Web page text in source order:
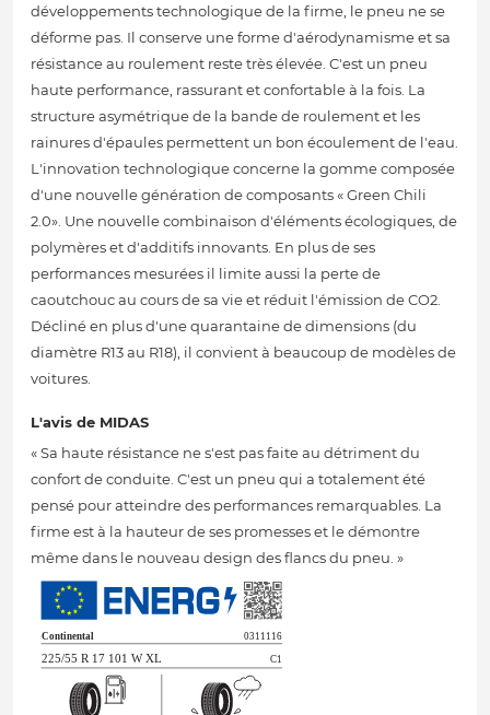
développements technologique de la firme, le pneu ne se
déforme pas. Il conserve une forme d'aérodynamisme et sa
résistance au roulement reste très élevée. C'est un pneu
haute performance, rassurant et confortable à la fois. La
structure asymétrique de la bande de roulement et les
rainures d'épaules permettent un bon écoulement de l'eau.
L'innovation technologique concerne la gomme composée
d'une nouvelle génération de composants « Green Chili
2.0». Une nouvelle combinaison d'éléments écologiques, de
polymères et d'additifs innovants. En plus de ses
performances mesurées il limite aussi la perte de
caoutchouc au cours de sa vie et réduit l'émission de CO2.
Décliné en plus d'une quarantaine de dimensions (du
diamètre R13 au R18), il convient à beaucoup de modèles de
voitures.
L'avis de MIDAS
« Sa haute résistance ne s'est pas faite au détriment du
confort de conduite. C'est un pneu qui a totalement été
pensé pour atteindre des performances remarquables. La
firme est à la hauteur de ses promesses et le démontre
même dans le nouveau design des flancs du pneu. »